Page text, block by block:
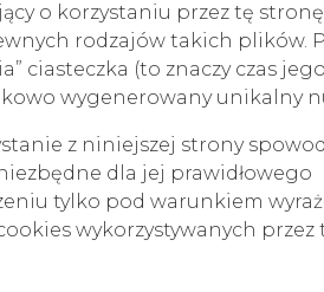
o korzystaniu przez tę
rodzajów takich plików.
ciasteczka (to znaczy czas jego
wygenerowany unikalny
z niniejszej strony
dla jej prawidłowego
tylko pod warunkiem
wykorzystywanych przez